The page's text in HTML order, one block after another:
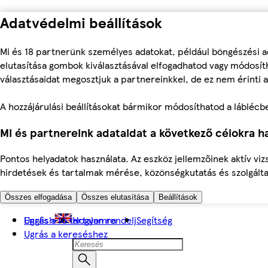
Adatvédelmi beállítások
Mi és 18 partnerünk személyes adatokat, például böngészési
elutasítása gombok kiválasztásával elfogadhatod vagy
választásaidat megosztjuk a partnereinkkel, de ez nem érinti
A hozzájárulási beállításokat bármikor módosíthatod a
Mi és partnereink adataidat a következő célokra
Pontos helyadatok használata. Az eszköz jellemzőinek aktív
hirdetések és tartalmak mérése, közönségkutatás és
Összes elfogadása Összes elutasítása Beállítások
Ugrás a fő tartalomra
Ugrás a kereséshez
English Hogyan rendeljSegítség